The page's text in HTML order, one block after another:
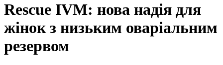
Rescue IVM: нова надія для
жінок з низьким оваріальним
резервом